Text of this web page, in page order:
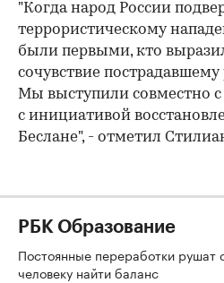
"Когда народ России
террористическому
были первыми, кто
сочувствие
Мы выступили совместно
с инициативой
Беслане", - отметил
РБК Образование
Постоянные переработки рушат
человеку найти баланс